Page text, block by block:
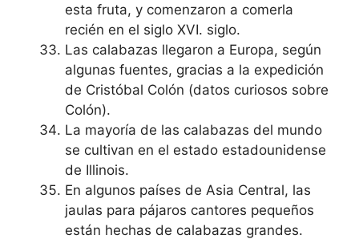
esta fruta, y comenzaron a comerla
recién en el siglo XVI. siglo.
Las calabazas llegaron a Europa, según
algunas fuentes, gracias a la expedición
de Cristóbal Colón (datos curiosos sobre
Colón).
La mayoría de las calabazas del mundo
se cultivan en el estado estadounidense
de Illinois.
En algunos países de Asia Central, las
jaulas para pájaros cantores pequeños
están hechas de calabazas grandes.